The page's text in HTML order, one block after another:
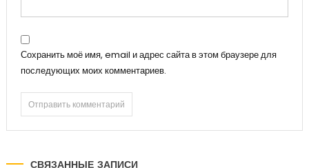
Сохранить моё имя, email и адрес сайта в этом браузере для
последующих моих комментариев.
СВЯЗАННЫЕ ЗАПИСИ